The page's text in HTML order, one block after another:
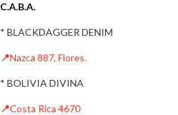
C.A.B.A.
* BLACKDAGGER DENIM
📍Nazca 887, Flores.
* BOLIVIA DIVINA
📍Costa Rica 4670